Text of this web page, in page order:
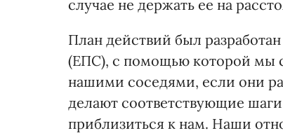
случае не держать ее на
План действий был
(ЕПС), с помощью которой мы
нашими соседями, если они
делают соответствующие
приблизиться к нам. Наши